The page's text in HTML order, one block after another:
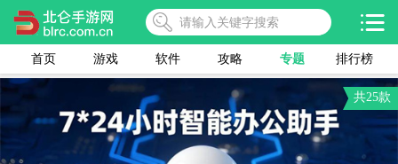
首页 游戏 软件 攻略 专题 排行榜
共25款